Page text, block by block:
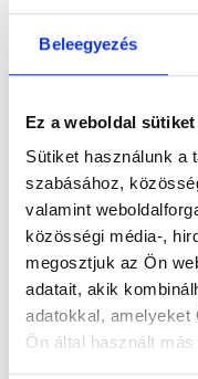
Beleegyezés
Ez a weboldal
Sütiket használunk a
szabásához,
valamint
közösségi média-,
megosztjuk az Ön
adatait, akik
adatokkal, amelyeket
Ön által használt
Főoldal Orvosok
Laboráns orvos,